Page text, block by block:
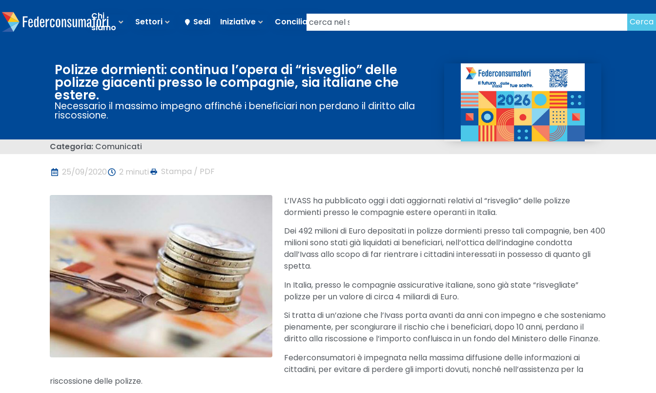
Chi
siamo
Settori Sedi Iniziative Conciliazioni Cerca
Polizze dormienti: continua l’opera di “risveglio” delle
polizze giacenti presso le compagnie, sia italiane che
estere.
Necessario il massimo impegno affinché i beneficiari non perdano il diritto alla
riscossione.
Categoria: Comunicati
25/09/2020 2 minuti Stampa / PDF
L’IVASS ha pubblicato oggi i dati aggiornati relativi al “risveglio” delle polizze
dormienti presso le compagnie estere operanti in Italia.
Dei 492 milioni di Euro depositati in polizze dormienti presso tali compagnie, ben 400
milioni sono stati già liquidati ai beneficiari, nell’ottica dell’indagine condotta
dall’Ivass allo scopo di far rientrare i cittadini interessati in possesso di quanto gli
spetta.
In Italia, presso le compagnie assicurative italiane, sono già state “risvegliate”
polizze per un valore di circa 4 miliardi di Euro.
Si tratta di un’azione che l’Ivass porta avanti da anni con impegno e che sosteniamo
pienamente, per scongiurare il rischio che i beneficiari, dopo 10 anni, perdano il
diritto alla riscossione e l’importo confluisca in un fondo del Ministero delle Finanze.
Federconsumatori è impegnata nella massima diffusione delle informazioni ai
cittadini, per evitare di perdere gli importi dovuti, nonché nell’assistenza per la
riscossione delle polizze.